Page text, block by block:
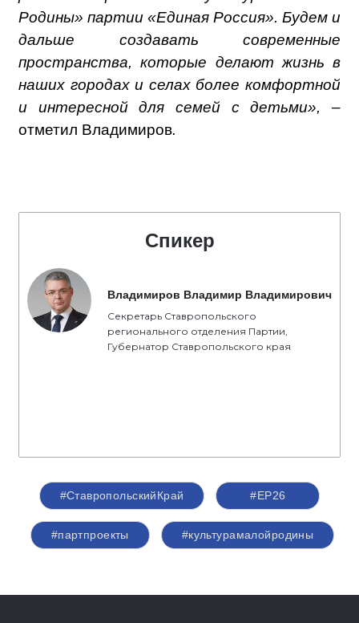
Родины» партии «Единая Россия». Будем и
дальше создавать современные
пространства, которые делают жизнь в
наших городах и селах более комфортной
и интересной для семей с детьми», –
отметил Владимиров.
Спикер
Владимиров Владимир Владимирович
Секретарь Ставропольского
регионального отделения Партии,
Губернатор Ставропольского края
#СтавропольскийКрай #ЕР26
#партпроекты #культурамалойродины